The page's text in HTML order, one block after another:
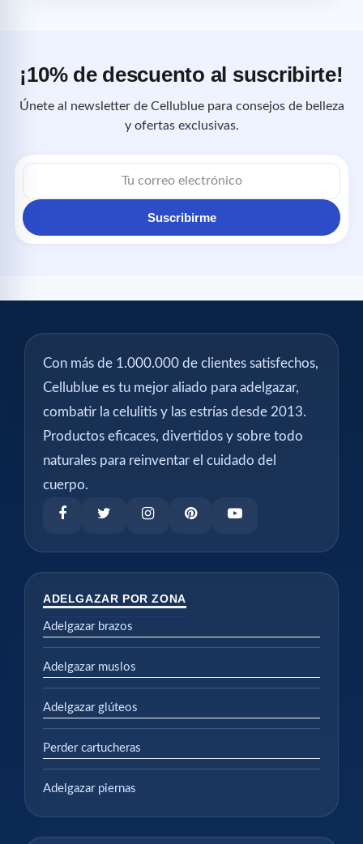
¡10% de descuento al suscribirte!
Únete al newsletter de Cellublue para consejos de belleza
y ofertas exclusivas.
Correo
electrónico
Suscribirme
Con más de 1.000.000 de clientes satisfechos,
Cellublue es tu mejor aliado para adelgazar,
combatir la celulitis y las estrías desde 2013.
Productos eficaces, divertidos y sobre todo
naturales para reinventar el cuidado del
cuerpo.
ADELGAZAR POR ZONA
Adelgazar brazos
Adelgazar muslos
Adelgazar glúteos
Perder cartucheras
Adelgazar piernas